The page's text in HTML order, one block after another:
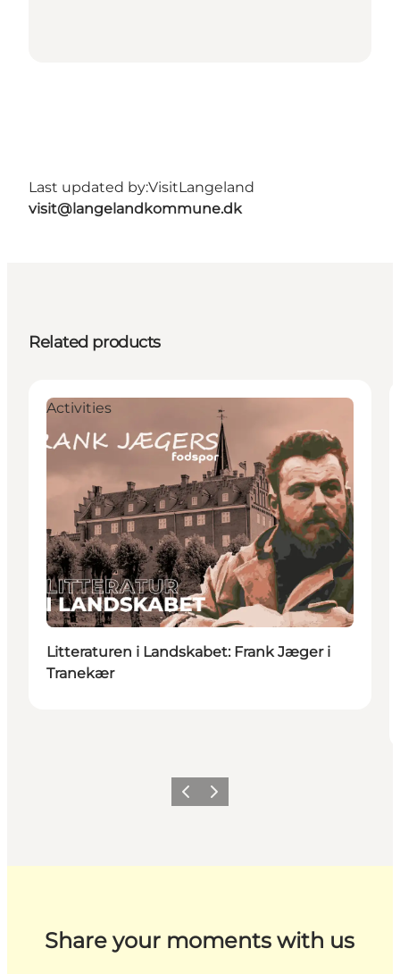
Last updated by:VisitLangeland
visit@langelandkommune.dk
Related products
Activities
Litteraturen i Landskabet: Frank Jæger i
Tranekær
Previous
Next
Share your moments with us